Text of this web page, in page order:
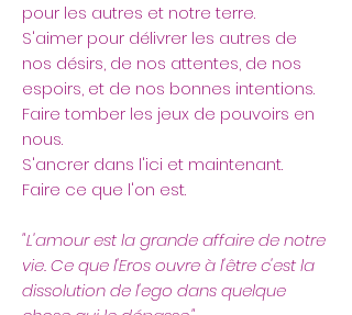
pour les autres et notre terre.
S'aimer pour délivrer les autres de
nos désirs, de nos attentes, de nos
espoirs, et de nos bonnes intentions.
Faire tomber les jeux de pouvoirs en
nous.
S'ancrer dans l'ici et maintenant.
Faire ce que l'on est.
"L'amour est la grande affaire de notre
vie. Ce que l'Eros ouvre à l'être c'est la
dissolution de l'ego dans quelque